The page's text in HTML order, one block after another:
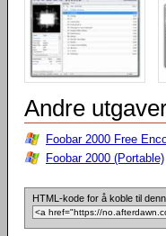
Andre
Foobar 2000 Free
Foobar 2000 (Portable)
HTML-kode for å koble til